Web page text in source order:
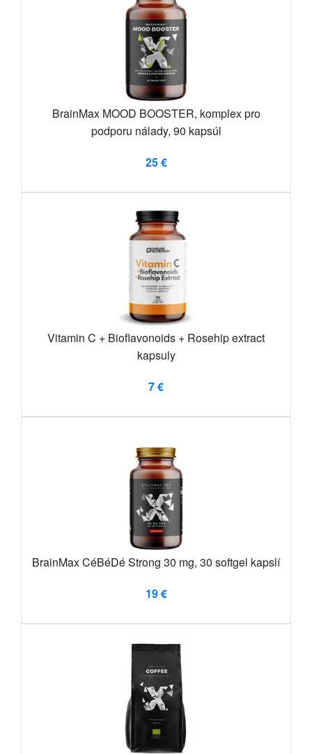
BrainMax MOOD BOOSTER, komplex pro
podporu nálady, 90 kapsúl
25 €
Vitamin C + Bioflavonoids + Rosehip extract
kapsuly
7 €
BrainMax CéBéDé Strong 30 mg, 30 softgel kapslí
19 €